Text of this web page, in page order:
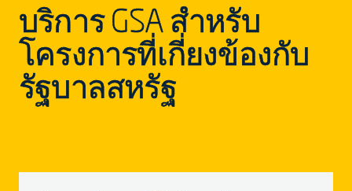
บริการ GSA สำหรับ
โครงการที่เกี่ยงข้องกับ
รัฐบาลสหรัฐ